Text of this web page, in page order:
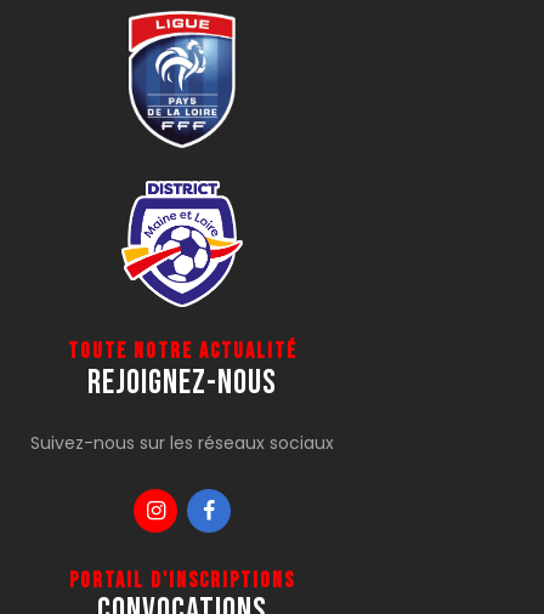
Toute notre actualité
Rejoignez-Nous
Suivez-nous sur les réseaux sociaux
Portail d'inscriptions